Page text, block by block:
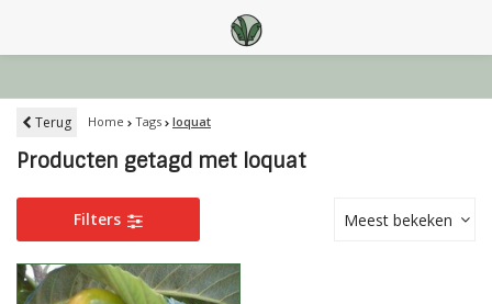
Terug Home Tags loquat
Producten getagd met loquat
Filters Meest bekeken